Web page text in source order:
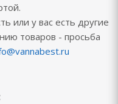
или у вас есть другие
товаров - просьба